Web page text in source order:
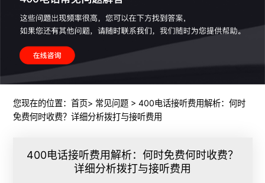
您现在的位置： 首页> 常见问题> 400电话接听费用解析：何时
免费何时收费？详细分析拨打与接听费用
400电话接听费用解析：何时免费何时收费？
详细分析拨打与接听费用